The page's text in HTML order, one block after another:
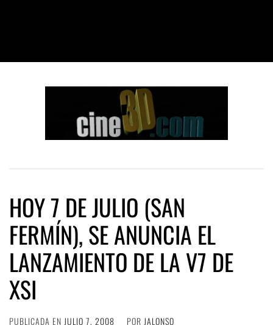
HOY 7 DE JULIO (SAN
FERMÍN), SE ANUNCIA EL
LANZAMIENTO DE LA V7 DE
XSI
PUBLICADA EN JULIO 7, 2008 POR JALONSO